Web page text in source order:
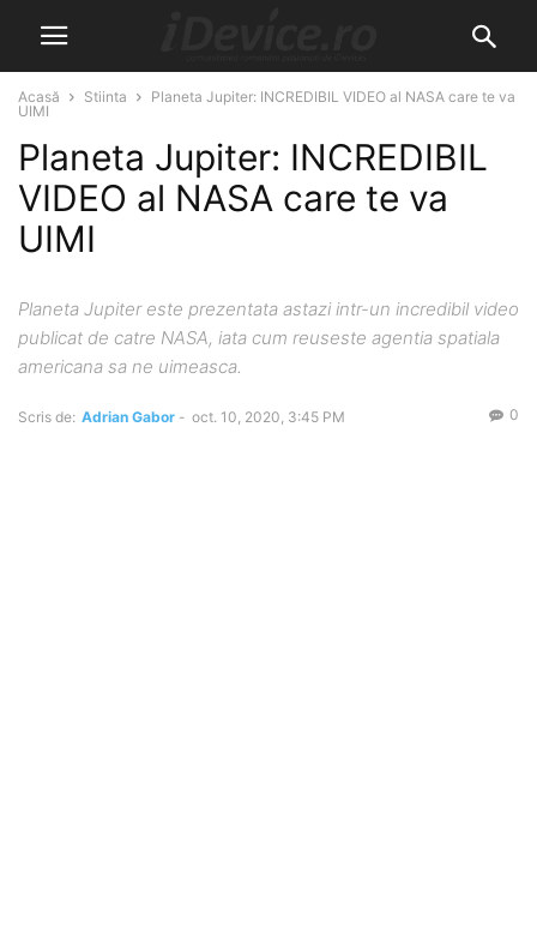
Acasă Stiinta
Planeta Jupiter: INCREDIBIL VIDEO al NASA care te va
UIMI
Planeta Jupiter: INCREDIBIL
VIDEO al NASA care te va
UIMI
Planeta Jupiter este prezentata astazi intr-un incredibil video
publicat de catre NASA, iata cum reuseste agentia spatiala
americana sa ne uimeasca.
Scris de: Adrian Gabor - oct. 10, 2020, 3:45 PM 0